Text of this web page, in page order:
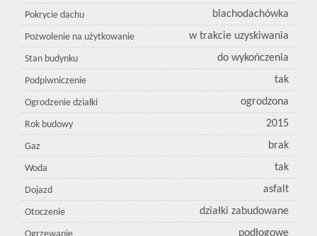
Pokrycie dachu blachodachówka
Pozwolenie na użytkowanie w trakcie uzyskiwania
Stan budynku do wykończenia
Podpiwniczenie tak
Ogrodzenie działki ogrodzona
Rok budowy 2015
Gaz brak
Woda tak
Dojazd asfalt
Otoczenie działki zabudowane
podłogowe